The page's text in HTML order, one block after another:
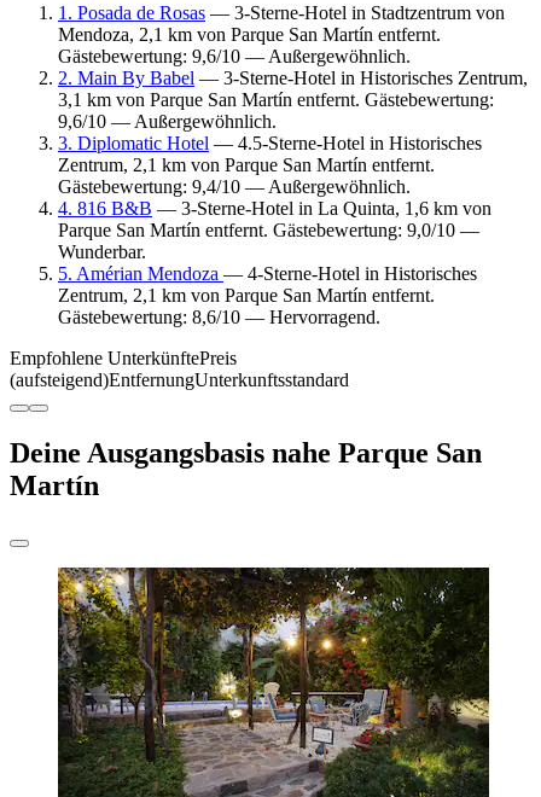
1. Posada de Rosas — 3-Sterne-Hotel in Stadtzentrum von
Mendoza, 2,1 km von Parque San Martín entfernt.
Gästebewertung: 9,6/10 — Außergewöhnlich.
2. Main By Babel — 3-Sterne-Hotel in Historisches Zentrum,
3,1 km von Parque San Martín entfernt. Gästebewertung:
9,6/10 — Außergewöhnlich.
3. Diplomatic Hotel — 4.5-Sterne-Hotel in Historisches
Zentrum, 2,1 km von Parque San Martín entfernt.
Gästebewertung: 9,4/10 — Außergewöhnlich.
4. 816 B&B — 3-Sterne-Hotel in La Quinta, 1,6 km von
Parque San Martín entfernt. Gästebewertung: 9,0/10 —
Wunderbar.
5. Amérian Mendoza — 4-Sterne-Hotel in Historisches
Zentrum, 2,1 km von Parque San Martín entfernt.
Gästebewertung: 8,6/10 — Hervorragend.
Empfohlene UnterkünftePreis
(aufsteigend)EntfernungUnterkunftsstandard
Deine Ausgangsbasis nahe Parque San
Martín